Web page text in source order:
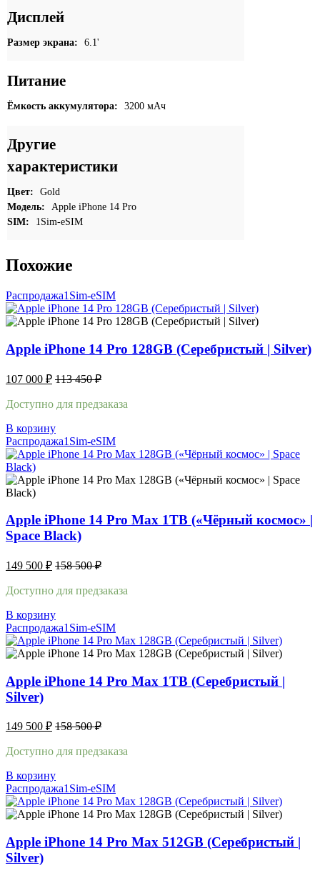
Дисплей
Размер экрана: 6.1'
Питание
Ёмкость аккумулятора: 3200 мАч
Другие
характеристики
Цвет:
Gold
Модель:
Apple iPhone 14 Pro
SIM:
1Sim-eSIM
Похожие
Распродажа1Sim-eSIM
Apple iPhone 14 Pro 128GB (Серебристый | Silver)
107 000 ₽ 113 450₽
Доступно для предзаказа
В корзину
Распродажа1Sim-eSIM
Apple iPhone 14 Pro Max 1TB («Чёрный космос» |
Space Black)
149 500 ₽ 158 500₽
Доступно для предзаказа
В корзину
Распродажа1Sim-eSIM
Apple iPhone 14 Pro Max 1TB (Серебристый |
Silver)
149 500 ₽ 158 500₽
Доступно для предзаказа
В корзину
Распродажа1Sim-eSIM
Apple iPhone 14 Pro Max 512GB (Серебристый |
Silver)